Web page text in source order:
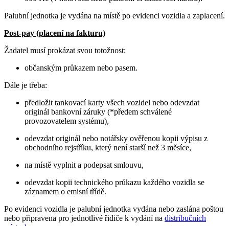
Palubní jednotka je vydána na místě po evidenci vozidla a zaplacení.
Post-pay (placení na fakturu)
Žadatel musí prokázat svou totožnost:
občanským průkazem nebo pasem.
Dále je třeba:
předložit tankovací karty všech vozidel nebo odevzdat
originál bankovní záruky (*předem schválené
provozovatelem systému),
odevzdat originál nebo notářsky ověřenou kopii výpisu z
obchodního rejstříku, který není starší než 3 měsíce,
na místě vyplnit a podepsat smlouvu,
odevzdat kopii technického průkazu každého vozidla se
záznamem o emisní třídě.
Po evidenci vozidla je palubní jednotka vydána nebo zaslána poštou
nebo připravena pro jednotlivé řidiče k vydání na distribučních